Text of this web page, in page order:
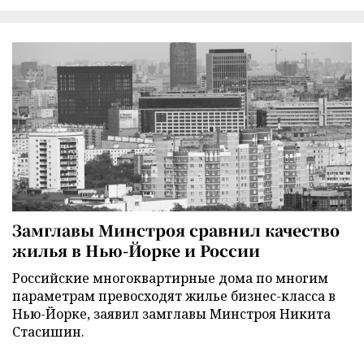
Замглавы Минстроя сравнил качество
жилья в Нью-Йорке и России
Российские многоквартирные дома по многим
параметрам превосходят жилье бизнес-класса в
Нью-Йорке, заявил замглавы Минстроя Никита
Стасишин.